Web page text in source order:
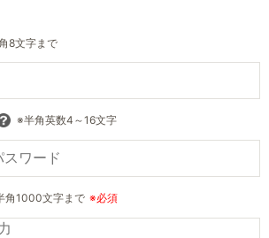
8文字まで
※半角英数4～16文字
角1000文字まで ※必須